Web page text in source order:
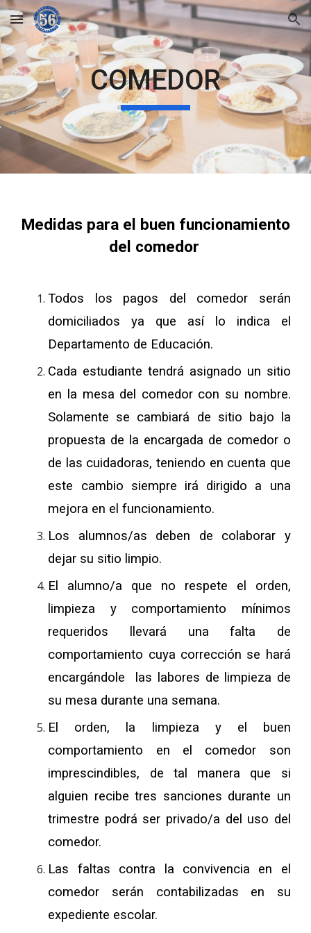
Skip to main content Skip to navigation
COMEDOR
Medidas para el buen funcionamiento
del comedor
Todos los pagos del comedor serán
domiciliados ya que así lo indica el
Departamento de Educación.
Cada estudiante tendrá asignado un sitio
en la mesa del comedor con su nombre.
Solamente se cambiará de sitio bajo la
propuesta de la encargada de comedor o
de las cuidadoras, teniendo en cuenta que
este cambio siempre irá dirigido a una
mejora en el funcionamiento.
Los alumnos/as deben de colaborar y
dejar su sitio limpio.
El alumno/a que no respete el orden,
limpieza y comportamiento mínimos
requeridos llevará una falta de
comportamiento cuya corrección se hará
encargándole las labores de limpieza de
su mesa durante una semana.
El orden, la limpieza y el buen
comportamiento en el comedor son
imprescindibles, de tal manera que si
alguien recibe tres sanciones durante un
trimestre podrá ser privado/a del uso del
comedor.
Las faltas contra la convivencia en el
comedor serán contabilizadas en su
expediente escolar.